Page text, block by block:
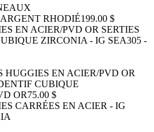
ARGENT RHODIÉ199.00 $
HUGGIES EN ACIER/PVD OR
CUBIQUE
OR75.00 $